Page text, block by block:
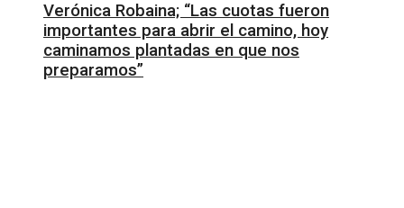
Verónica Robaina; “Las cuotas fueron
importantes para abrir el camino, hoy
caminamos plantadas en que nos
preparamos”